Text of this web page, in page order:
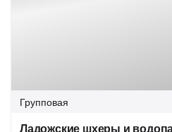
Групповая
Ладожские шхеры и